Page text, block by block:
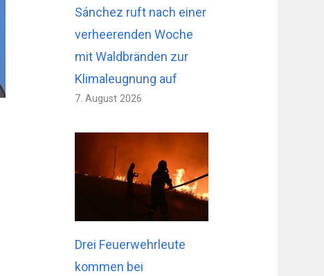
Sánchez ruft nach einer
verheerenden Woche
mit Waldbränden zur
Klimaleugnung auf
7. August 2026
Drei Feuerwehrleute
kommen bei